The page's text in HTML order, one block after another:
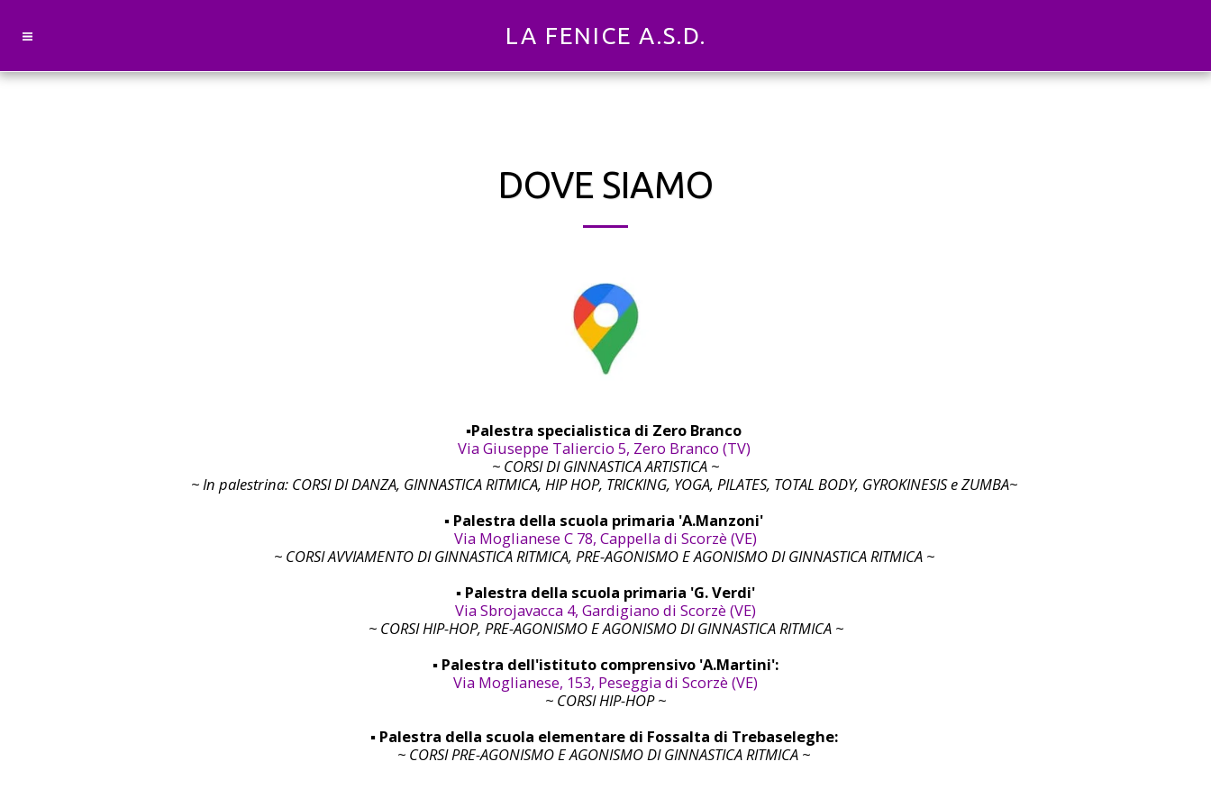
LA FENICE A.S.D.
DOVE SIAMO
▪︎Palestra specialistica di Zero Branco
Via Giuseppe Taliercio 5, Zero Branco (TV)
~ CORSI DI GINNASTICA ARTISTICA ~
~ In palestrina: CORSI DI DANZA, GINNASTICA RITMICA, HIP HOP, TRICKING, YOGA, PILATES, TOTAL BODY, GYROKINESIS e ZUMBA~
▪︎ Palestra della scuola primaria 'A.Manzoni'
Via Moglianese C 78, Cappella di Scorzè (VE)
~ CORSI AVVIAMENTO DI GINNASTICA RITMICA, PRE-AGONISMO E AGONISMO DI GINNASTICA RITMICA ~
▪︎ Palestra della scuola primaria 'G. Verdi'
Via Sbrojavacca 4, Gardigiano di Scorzè (VE)
~ CORSI HIP-HOP, PRE-AGONISMO E AGONISMO DI GINNASTICA RITMICA ~
▪︎ Palestra dell'istituto comprensivo 'A.Martini':
Via Moglianese, 153, Peseggia di Scorzè (VE)
~ CORSI HIP-HOP ~
▪︎ Palestra della scuola elementare di Fossalta di Trebaseleghe:
~ CORSI PRE-AGONISMO E AGONISMO DI GINNASTICA RITMICA ~